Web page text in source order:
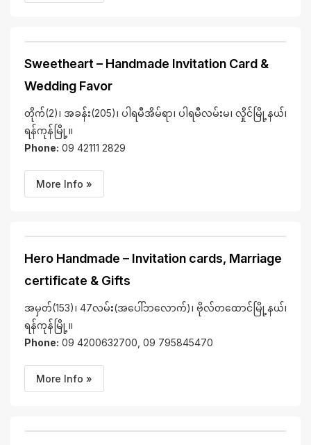
Sweetheart – Handmade Invitation Card &
Wedding Favor
တိုက်(2)၊ အခန်း(205)၊ ပါရမီအိမ်ရာ၊ ပါရမီလမ်းမ၊ လှိုင်မြို့နယ်၊
ရန်ကုန်မြို့။
Phone: 09 42111 2829
More Info »
Hero Handmade – Invitation cards, Marriage
certificate & Gifts
အမှတ်(153)၊ 47လမ်း(အပေါ်ဘလောက်)၊ ဗိုလ်တထောင်မြို့နယ်၊
ရန်ကုန်မြို့။
Phone: 09 4200632700, 09 795845470
More Info »